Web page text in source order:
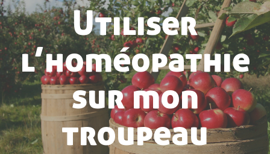
Utiliser
l’homéopathie
sur mon
troupeau